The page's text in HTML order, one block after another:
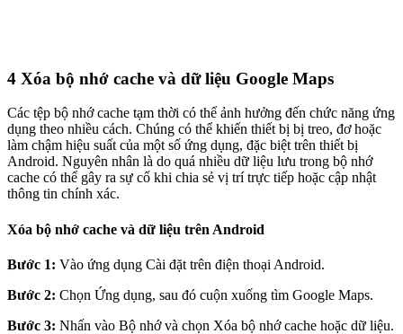
4 Xóa bộ nhớ cache và dữ liệu Google Maps
Các tệp bộ nhớ cache tạm thời có thể ảnh hưởng đến chức năng ứng
dụng theo nhiều cách. Chúng có thể khiến thiết bị bị treo, đơ hoặc
làm chậm hiệu suất của một số ứng dụng, đặc biệt trên thiết bị
Android. Nguyên nhân là do quá nhiều dữ liệu lưu trong bộ nhớ
cache có thể gây ra sự cố khi chia sẻ vị trí trực tiếp hoặc cập nhật
thông tin chính xác.
Xóa bộ nhớ cache và dữ liệu trên Android
Bước 1: Vào ứng dụng Cài đặt trên điện thoại Android.
Bước 2: Chọn Ứng dụng, sau đó cuộn xuống tìm Google Maps.
Bước 3: Nhấn vào Bộ nhớ và chọn Xóa bộ nhớ cache hoặc dữ liệu.